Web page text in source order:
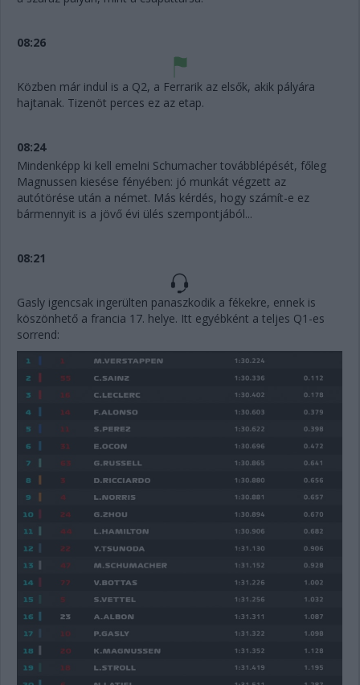
08:26
Közben már indul is a Q2, a Ferrarik az elsők, akik pályára
hajtanak. Tizenöt perces ez az etap.
08:24
Mindenképp ki kell emelni Schumacher továbblépését, főleg
Magnussen kiesése fényében: jó munkát végzett az
autótörése után a német. Más kérdés, hogy számít-e ez
bármennyit is a jövő évi ülés szempontjából...
08:21
Gasly igencsak ingerülten panaszkodik a fékekre, ennek is
köszönhető a francia 17. helye. Itt egyébként a teljes Q1-es
sorrend: